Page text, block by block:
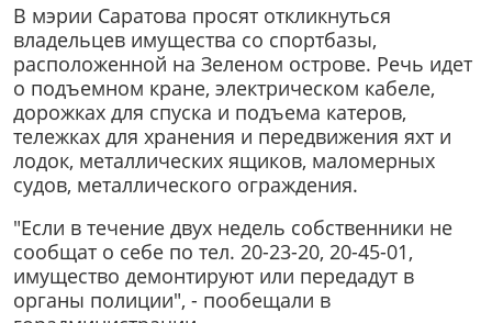
В мэрии Саратова просят откликнуться
владельцев имущества со спортбазы,
расположенной на Зеленом острове. Речь идет
о подъемном кране, электрическом кабеле,
дорожках для спуска и подъема катеров,
тележках для хранения и передвижения яхт и
лодок, металлических ящиков, маломерных
судов, металлического ограждения.
"Если в течение двух недель собственники не
сообщат о себе по тел. 20-23-20, 20-45-01,
имущество демонтируют или передадут в
органы полиции", - пообещали в